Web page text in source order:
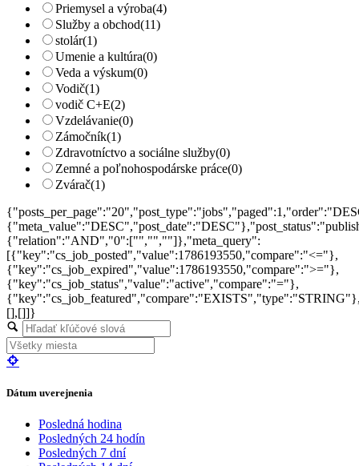
Priemysel a výroba(4)
Služby a obchod(11)
stolár(1)
Umenie a kultúra(0)
Veda a výskum(0)
Vodič(1)
vodič C+E(2)
Vzdelávanie(0)
Zámočník(1)
Zdravotníctvo a sociálne služby(0)
Zemné a poľnohospodárske práce(0)
Zvárač(1)
{"relation":"AND","0":["","",""]},"meta_query":
[{"key":"cs_job_posted","value":1786193550,"compare":"<="},
{"key":"cs_job_expired","value":1786193550,"compare":">="},
{"key":"cs_job_status","value":"active","compare":"="},
[],[]]}
Dátum uverejnenia
Posledná hodina
Posledných 24 hodín
Posledných 7 dní